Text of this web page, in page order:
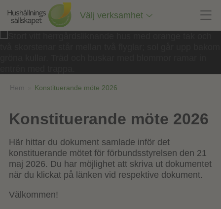
innehåll
sidan
Välj verksamhet
Hem Konstituerande möte 2026
Konstituerande möte 2026
Här hittar du dokument samlade inför det
konstituerande mötet för förbundsstyrelsen den 21
maj 2026. Du har möjlighet att skriva ut dokumentet
när du klickat på länken vid respektive dokument.
Välkommen!